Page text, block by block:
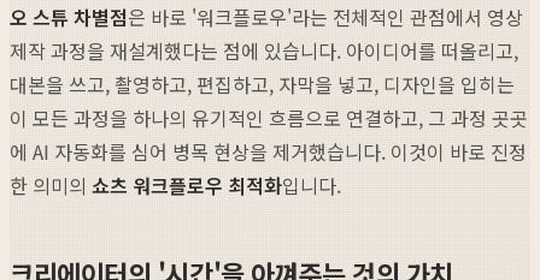
오 스튜 차별점은 바로 '워크플로우'라는 전체적인 관점에서 영상
제작 과정을 재설계했다는 점에 있습니다. 아이디어를 떠올리고,
대본을 쓰고, 촬영하고, 편집하고, 자막을 넣고, 디자인을 입히는
이 모든 과정을 하나의 유기적인 흐름으로 연결하고, 그 과정 곳곳
에 AI 자동화를 심어 병목 현상을 제거했습니다. 이것이 바로 진정
한 의미의 쇼츠 워크플로우 최적화입니다.